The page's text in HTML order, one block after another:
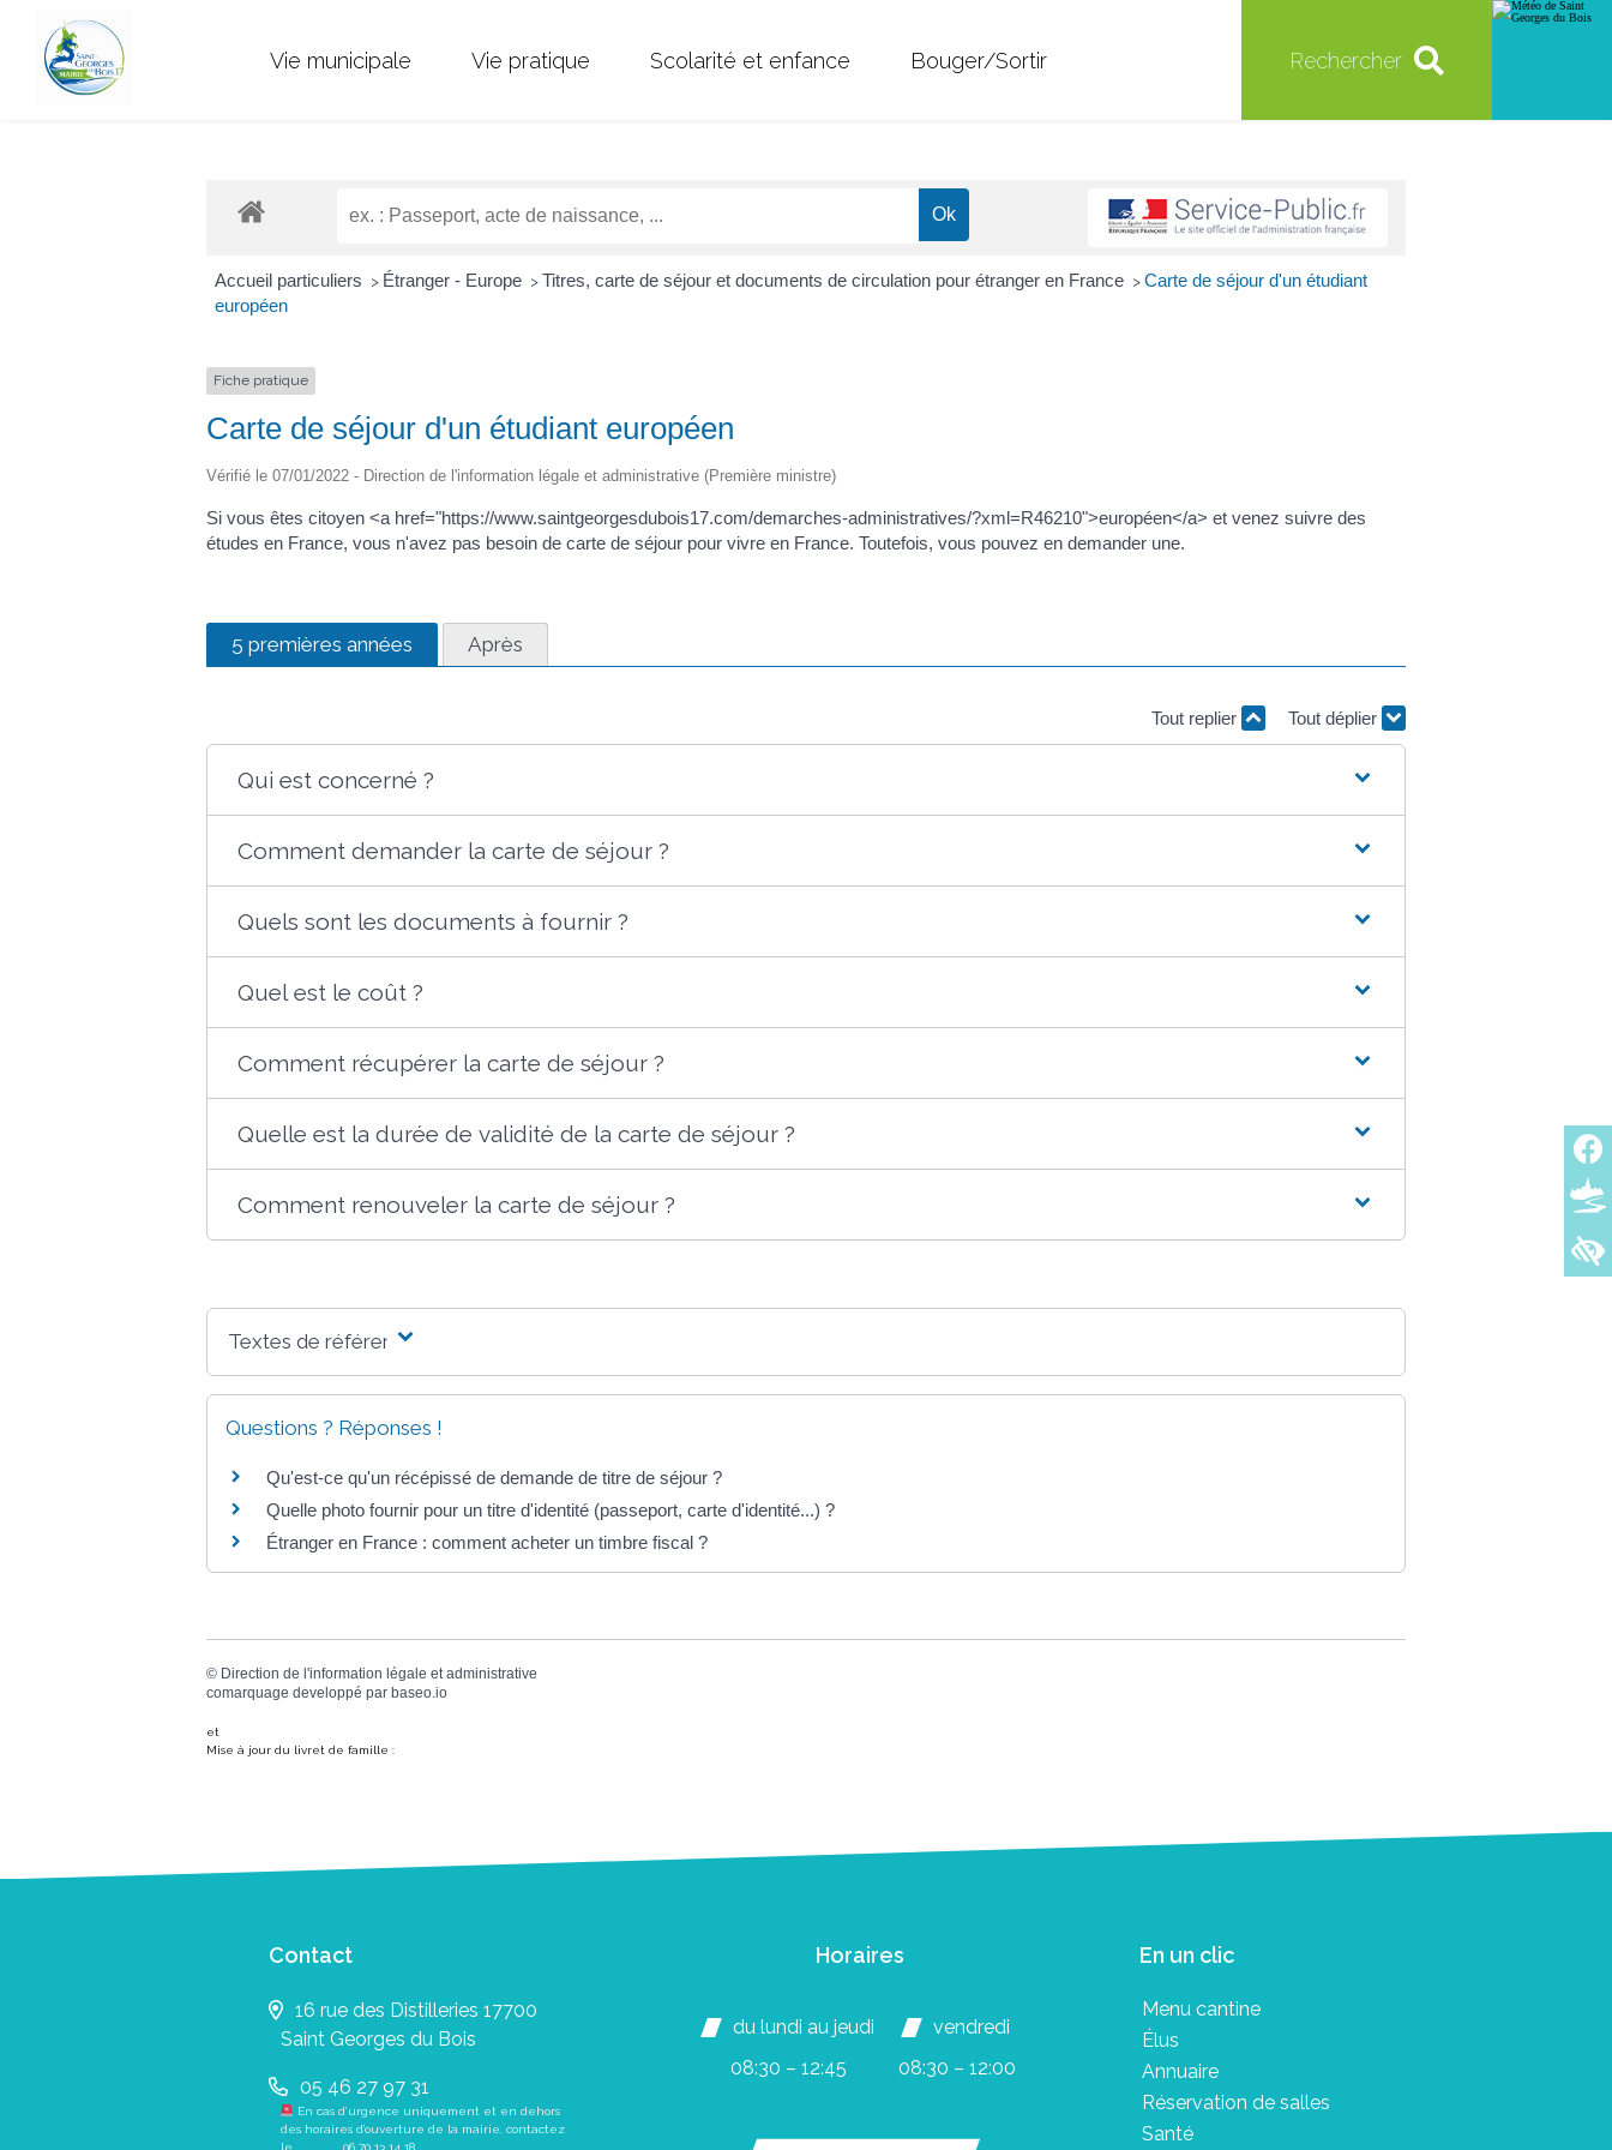
Vie municipale Vie pratique Scolarité et enfance Bouger/Sortir Rechercher
Accueil particuliers > Étranger - Europe > Titres, carte de séjour et documents de circulation pour étranger en France > Carte de séjour d'un étudiant
européen
Fiche pratique
Carte de séjour d'un étudiant européen
Vérifié le 07/01/2022 - Direction de l'information légale et administrative (Première ministre)
Si vous êtes citoyen <a href="https://www.saintgeorgesdubois17.com/demarches-administratives/?xml=R46210">européen</a> et venez suivre des
études en France, vous n'avez pas besoin de carte de séjour pour vivre en France. Toutefois, vous pouvez en demander une.
5 premières années Après
Tout replier Tout déplier
Qui est concerné ?
Comment demander la carte de séjour ?
Quels sont les documents à fournir ?
Quel est le coût ?
Comment récupérer la carte de séjour ?
Quelle est la durée de validité de la carte de séjour ?
Comment renouveler la carte de séjour ?
Textes de référence
Questions ? Réponses !
Qu'est-ce qu'un récépissé de demande de titre de séjour ?
Quelle photo fournir pour un titre d'identité (passeport, carte d'identité...) ?
Étranger en France : comment acheter un timbre fiscal ?
© Direction de l'information légale et administrative
comarquage developpé par baseo.io
et
Mise à jour du livret de famille :
Contact
16 rue des Distilleries 17700
Saint Georges du Bois
05 46 27 97 31
En cas d’urgence uniquement et en dehors
des horaires d’ouverture de la mairie, contactez
le 06 70 13 14 18.
Horaires
du lundi au jeudi
08:30 – 12:45
vendredi
08:30 – 12:00
En un clic
Menu cantine
Élus
Annuaire
Réservation de salles
Santé